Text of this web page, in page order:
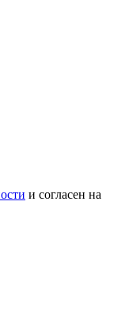
и согласен на